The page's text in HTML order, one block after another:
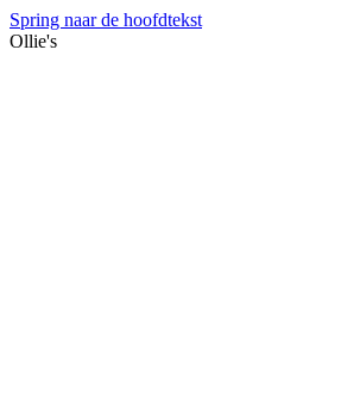
Spring naar de hoofdtekst
Ollie's